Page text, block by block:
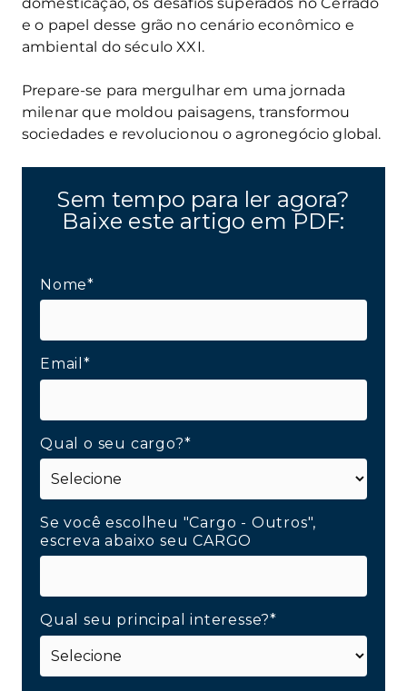
e o papel desse grão no cenário econômico e
ambiental do século XXI.
Prepare-se para mergulhar em uma jornada
milenar que moldou paisagens, transformou
sociedades e revolucionou o agronegócio global.
Sem tempo para ler agora?
Baixe este artigo em PDF:
Nome*
Email*
Qual o seu cargo?*
Se você escolheu "Cargo - Outros",
escreva abaixo seu CARGO
Qual seu principal interesse?*